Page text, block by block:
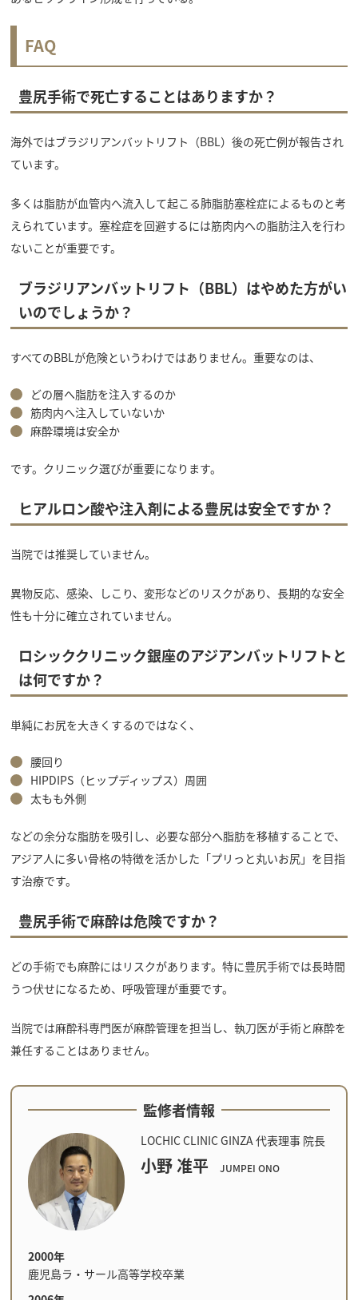
FAQ
豊尻手術で死亡することはありますか？
海外ではブラジリアンバットリフト（BBL）後の死亡例が報告され
ています。
多くは脂肪が血管内へ流入して起こる肺脂肪塞栓症によるものと考
えられています。塞栓症を回避するには筋肉内への脂肪注入を行わ
ないことが重要です。
ブラジリアンバットリフト（BBL）はやめた方がい
いのでしょうか？
すべてのBBLが危険というわけではありません。重要なのは、
どの層へ脂肪を注入するのか
筋肉内へ注入していないか
麻酔環境は安全か
です。クリニック選びが重要になります。
ヒアルロン酸や注入剤による豊尻は安全ですか？
当院では推奨していません。
異物反応、感染、しこり、変形などのリスクがあり、長期的な安全
性も十分に確立されていません。
ロシッククリニック銀座のアジアンバットリフトと
は何ですか？
単純にお尻を大きくするのではなく、
腰回り
HIPDIPS（ヒップディップス）周囲
太もも外側
などの余分な脂肪を吸引し、必要な部分へ脂肪を移植することで、
アジア人に多い骨格の特徴を活かした「プリっと丸いお尻」を目指
す治療です。
豊尻手術で麻酔は危険ですか？
どの手術でも麻酔にはリスクがあります。特に豊尻手術では長時間
うつ伏せになるため、呼吸管理が重要です。
当院では麻酔科専門医が麻酔管理を担当し、執刀医が手術と麻酔を
兼任することはありません。
監修者情報
LOCHIC CLINIC GINZA 代表理事 院長
小野 准平 JUMPEI ONO
2000年
鹿児島ラ・サール高等学校卒業